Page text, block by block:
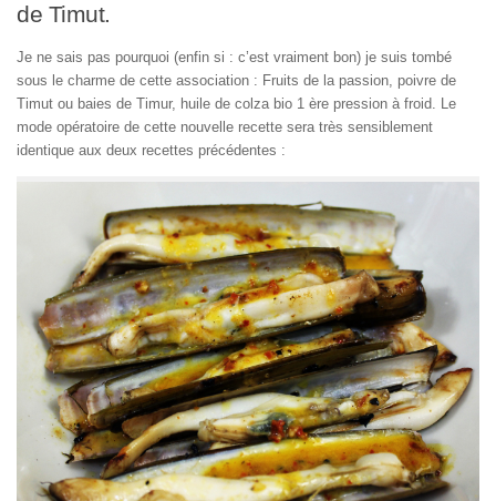
de Timut.
Je ne sais pas pourquoi (enfin si : c’est vraiment bon) je suis tombé
sous le charme de cette association : Fruits de la passion, poivre de
Timut ou baies de Timur, huile de colza bio 1 ère pression à froid. Le
mode opératoire de cette nouvelle recette sera très sensiblement
identique aux deux recettes précédentes :